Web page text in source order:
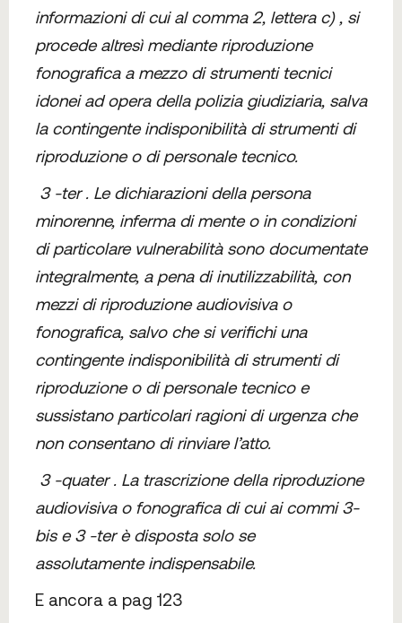
informazioni di cui al comma 2, lettera c) , si
procede altresì mediante riproduzione
fonografica a mezzo di strumenti tecnici
idonei ad opera della polizia giudiziaria, salva
la contingente indisponibilità di strumenti di
riproduzione o di personale tecnico.
3 -ter . Le dichiarazioni della persona
minorenne, inferma di mente o in condizioni
di particolare vulnerabilità sono documentate
integralmente, a pena di inutilizzabilità, con
mezzi di riproduzione audiovisiva o
fonografica, salvo che si verifichi una
contingente indisponibilità di strumenti di
riproduzione o di personale tecnico e
sussistano particolari ragioni di urgenza che
non consentano di rinviare l’atto.
3 -quater . La trascrizione della riproduzione
audiovisiva o fonografica di cui ai commi 3-
bis e 3 -ter è disposta solo se
assolutamente indispensabile.
E ancora a pag 123